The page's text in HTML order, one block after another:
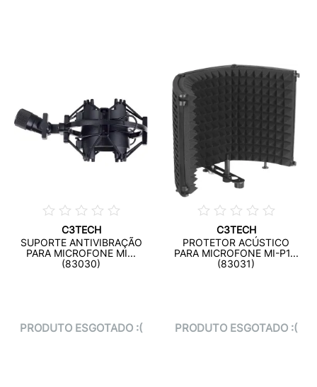
C3TECH
SUPORTE ANTIVIBRAÇÃO
PARA MICROFONE MI...
(83030)
PRODUTO ESGOTADO :(
C3TECH
PROTETOR ACÚSTICO
PARA MICROFONE MI-P1...
(83031)
PRODUTO ESGOTADO :(